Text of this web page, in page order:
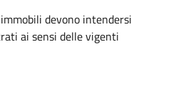
devono intendersi
ai sensi delle vigenti